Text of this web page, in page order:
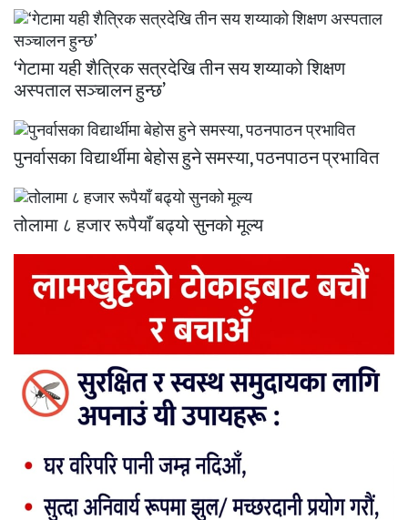
‘गेटामा यही शैत्रिक सत्रदेखि तीन सय शय्याको शिक्षण
अस्पताल सञ्चालन हुन्छ’
पुनर्वासका विद्यार्थीमा बेहोस हुने समस्या, पठनपाठन प्रभावित
तोलामा ८ हजार रूपैयाँ बढ्यो सुनको मूल्य